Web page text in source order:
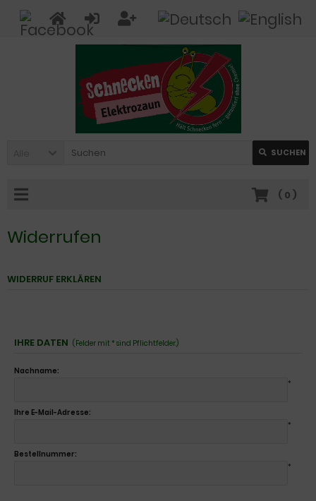
Alle SUCHEN
( 0 )
Widerrufen
WIDERRUF ERKLÄREN
IHRE DATEN (Felder mit * sind Pflichtfelder.)
Nachname:
*
Ihre E-Mail-Adresse:
*
Bestellnummer:
*